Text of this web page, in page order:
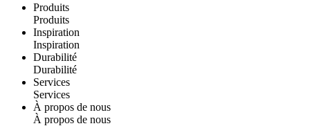
Produits
Produits
Inspiration
Inspiration
Durabilité
Durabilité
Services
Services
À propos de nous
À propos de nous